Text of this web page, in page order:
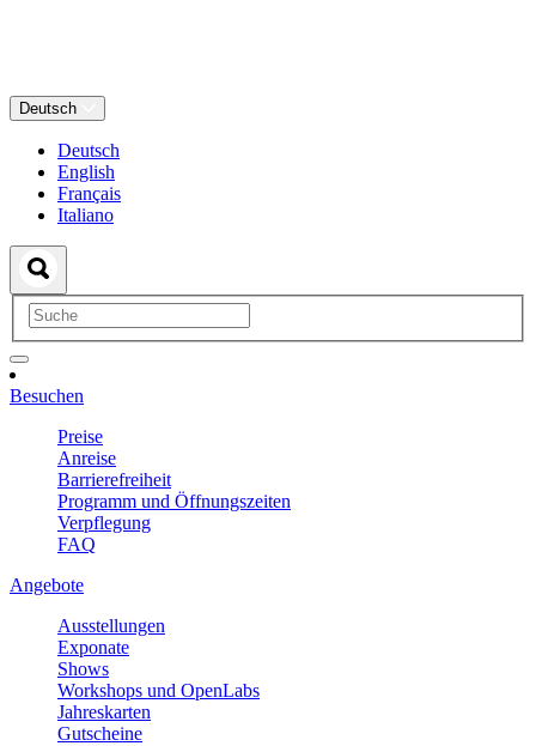
Deutsch
Deutsch
English
Français
Italiano
Besuchen
Preise
Anreise
Barrierefreiheit
Programm und Öffnungszeiten
Verpflegung
FAQ
Angebote
Ausstellungen
Exponate
Shows
Workshops und OpenLabs
Jahreskarten
Gutscheine